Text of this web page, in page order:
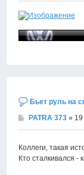
Бьет руль на
PATRA 373 » 19
Коллеги, такая
Кто сталкивался -